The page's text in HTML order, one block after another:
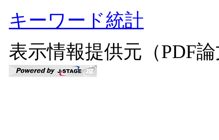
キーワード統計
表示情報提供元（PDF